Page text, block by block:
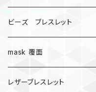
ビーズ ブレスレット
mask 覆面
レザーブレスレット